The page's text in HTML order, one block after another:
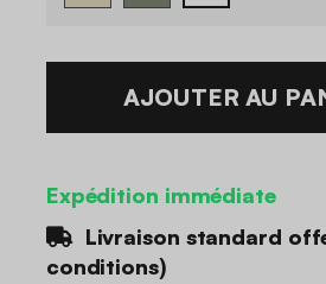
AJOUTER AU
Expédition immédiate
Livraison standard
conditions)